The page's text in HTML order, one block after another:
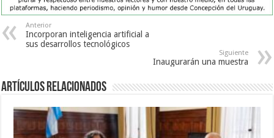
Anterior
Incorporan inteligencia artificial a
sus desarrollos tecnológicos
Siguiente
Inaugurarán una muestra
Artículos Relacionados